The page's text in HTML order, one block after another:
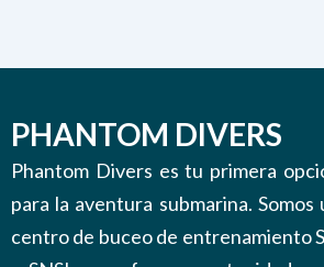
PHANTOM DIVERS
Phantom Divers es tu primera
para la aventura submarina. Somos
centro de buceo de entrenamiento